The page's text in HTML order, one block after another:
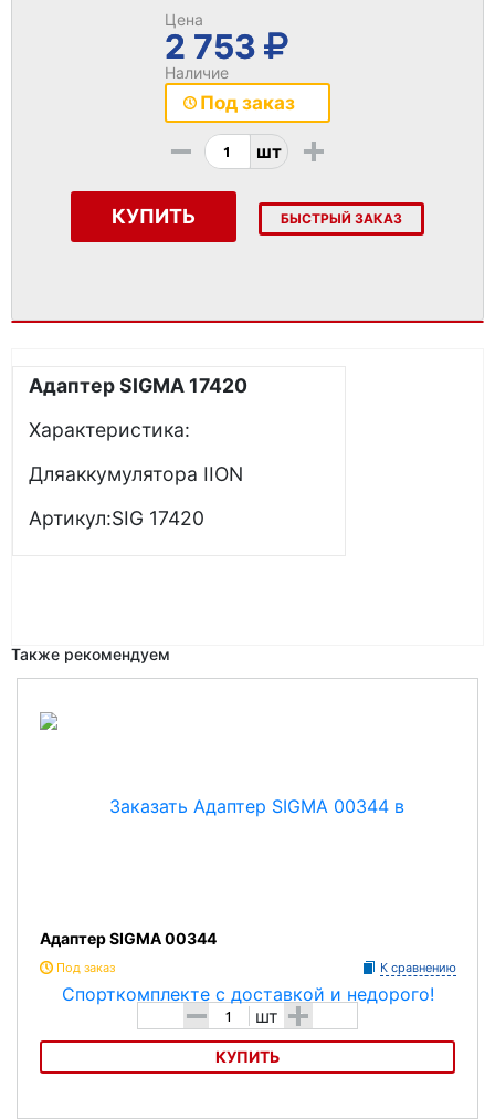
Цена
2 753
Наличие
Под заказ
- шт +
КУПИТЬ БЫСТРЫЙ ЗАКАЗ
Адаптер SIGMA 17420
Характеристика:
Дляаккумулятора IION
Артикул:SIG 17420
Также рекомендуем
Адаптер SIGMA 00344
Под заказ К сравнению
- шт +
КУПИТЬ